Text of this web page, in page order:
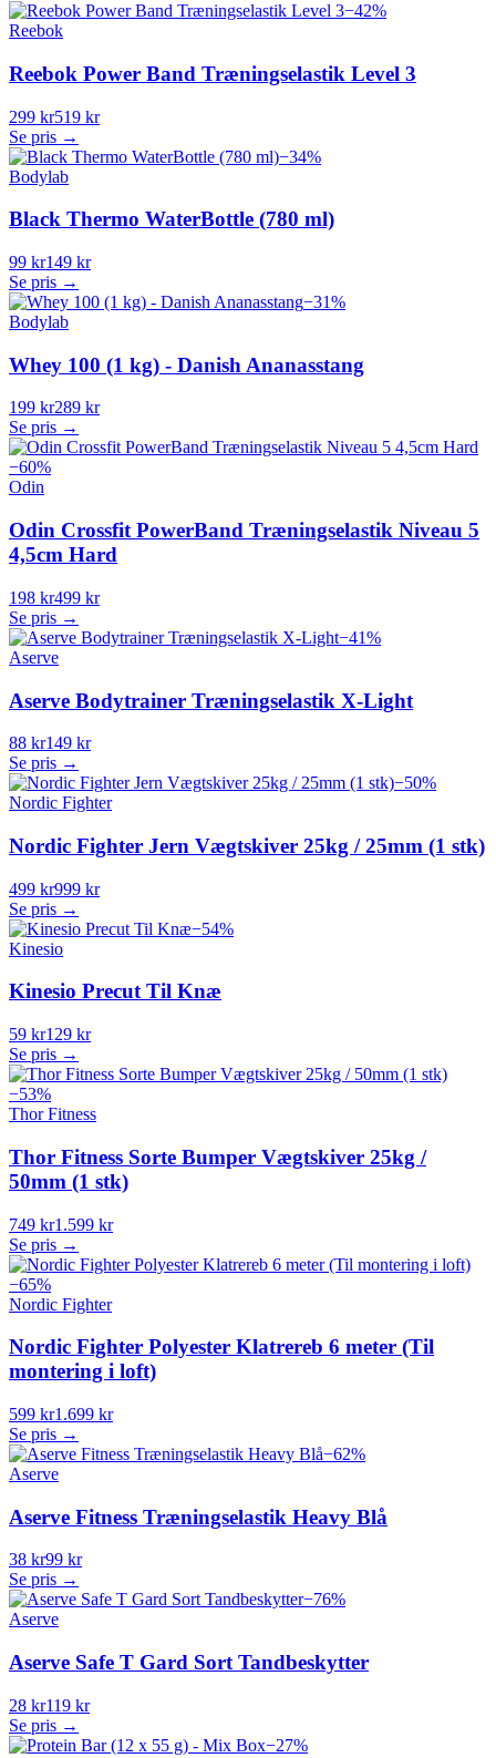
−42%
Reebok
Reebok Power Band Træningselastik Level 3
299 kr519 kr
Se pris →
−34%
Bodylab
Black Thermo WaterBottle (780 ml)
99 kr149 kr
Se pris →
−31%
Bodylab
Whey 100 (1 kg) - Danish Ananasstang
199 kr289 kr
Se pris →
−60%
Odin
Odin Crossfit PowerBand Træningselastik Niveau 5
4,5cm Hard
198 kr499 kr
Se pris →
−41%
Aserve
Aserve Bodytrainer Træningselastik X-Light
88 kr149 kr
Se pris →
−50%
Nordic Fighter
Nordic Fighter Jern Vægtskiver 25kg / 25mm (1 stk)
499 kr999 kr
Se pris →
−54%
Kinesio
Kinesio Precut Til Knæ
59 kr129 kr
Se pris →
−53%
Thor Fitness
Thor Fitness Sorte Bumper Vægtskiver 25kg /
50mm (1 stk)
749 kr1.599 kr
Se pris →
−65%
Nordic Fighter
Nordic Fighter Polyester Klatrereb 6 meter (Til
montering i loft)
599 kr1.699 kr
Se pris →
−62%
Aserve
Aserve Fitness Træningselastik Heavy Blå
38 kr99 kr
Se pris →
−76%
Aserve
Aserve Safe T Gard Sort Tandbeskytter
28 kr119 kr
Se pris →
−27%